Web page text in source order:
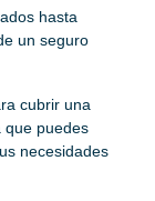
hasta
un seguro
cubrir una
que puedes
necesidades